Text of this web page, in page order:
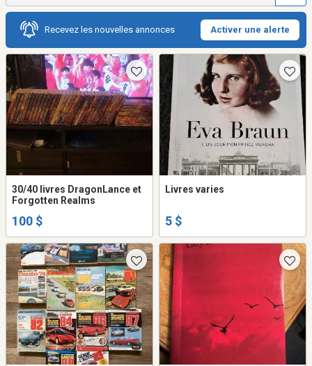
Recevez les nouvelles annonces Activer une alerte
30/40 livres DragonLance et
Forgotten Realms
100 $
Livres varies
5 $